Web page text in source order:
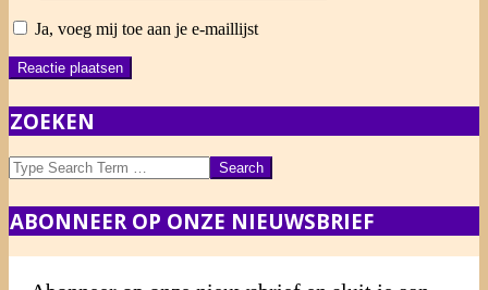
Ja, voeg mij toe aan je e-maillijst
ZOEKEN
Search
ABONNEER OP ONZE NIEUWSBRIEF